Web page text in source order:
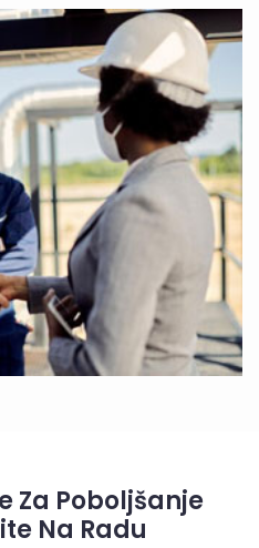
Za Poboljšanje
Na Radu